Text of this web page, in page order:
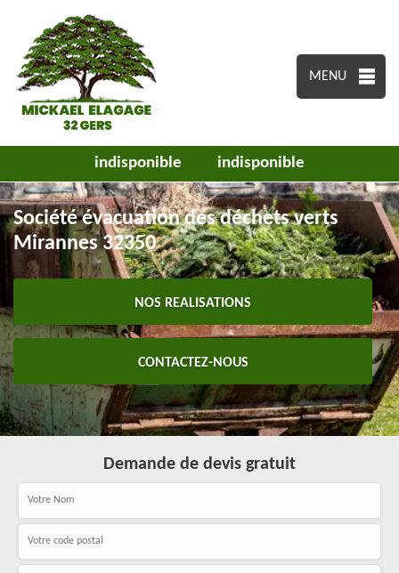
MENU
indisponible indisponible
Société évacuation des déchets verts
Mirannes 32350
NOS REALISATIONS
CONTACTEZ-NOUS
Demande de devis gratuit